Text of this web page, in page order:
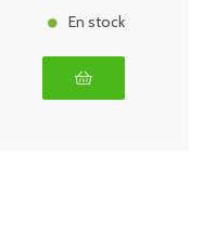
En stock